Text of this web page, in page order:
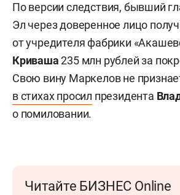
По версии следствия, бывший
Эл через доверенное лицо
от учредителя фабрики
Криваша235 млн рублей за
Свою вину Маркелов не
в стихах просил президента
о помиловании.
Читайте БИЗНЕС Online